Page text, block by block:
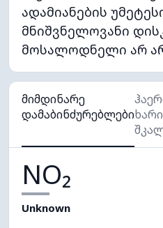
ადამიანების
მნიშვნელოვანი
მოსალოდნელი არ
მიმდინარე
დამაბინძურებლები
NO₂
Unknown